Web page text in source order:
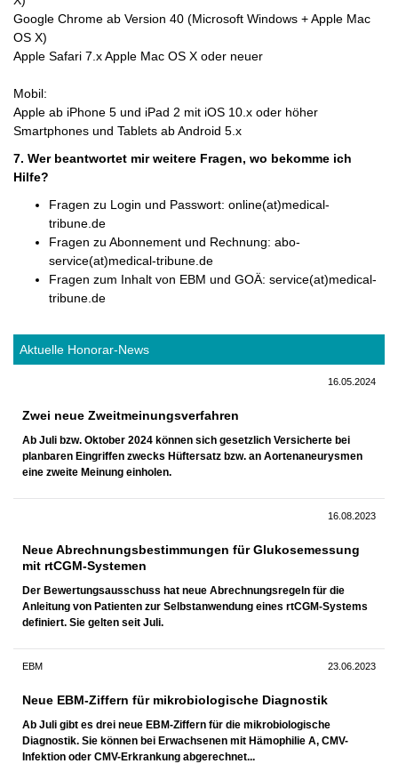
Google Chrome ab Version 40 (Microsoft Windows + Apple Mac
OS X)
Apple Safari 7.x Apple Mac OS X oder neuer
Mobil:
Apple ab iPhone 5 und iPad 2 mit iOS 10.x oder höher
Smartphones und Tablets ab Android 5.x
7. Wer beantwortet mir weitere Fragen, wo bekomme ich
Hilfe?
Fragen zu Login und Passwort: online(at)medical-
tribune.de
Fragen zu Abonnement und Rechnung: abo-
service(at)medical-tribune.de
Fragen zum Inhalt von EBM und GOÄ: service(at)medical-
tribune.de
Aktuelle Honorar-News
16.05.2024
Zwei neue Zweitmeinungsverfahren
Ab Juli bzw. Oktober 2024 können sich gesetzlich Versicherte bei
planbaren Eingriffen zwecks Hüftersatz bzw. an Aortenaneurysmen
eine zweite Meinung einholen.
16.08.2023
Neue Abrechnungsbestimmungen für Glukosemessung
mit rtCGM-Systemen
Der Bewertungsausschuss hat neue Abrechnungsregeln für die
Anleitung von Patienten zur Selbstanwendung eines rtCGM-Systems
definiert. Sie gelten seit Juli.
EBM 23.06.2023
Neue EBM-Ziffern für mikrobiologische Diagnostik
Ab Juli gibt es drei neue EBM-Ziffern für die mikrobiologische
Diagnostik. Sie können bei Erwachsenen mit Hämophilie A, CMV-
Infektion oder CMV-Erkrankung abgerechnet...